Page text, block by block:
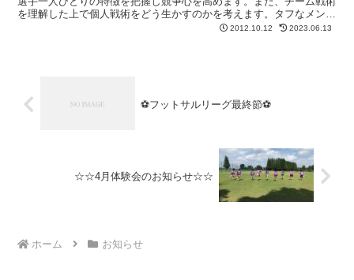
を理解した上で個人戦術をどう生かすのかを考えます。タフなメンタ
リティを育みプロサッカー選手を目指すだけでなく、社...
2012.10.12 2023.06.13
⚽️フットサルリーグ最終節⚽️
☆☆4月体験会のお知らせ☆☆
ホーム お知らせ